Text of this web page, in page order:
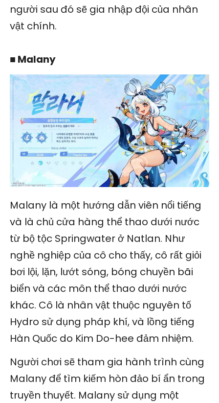
người sau đó sẽ gia nhập đội của nhân
vật chính.
■ Malany
Malany là một hướng dẫn viên nổi tiếng
và là chủ cửa hàng thể thao dưới nước
từ bộ tộc Springwater ở Natlan. Như
nghề nghiệp của cô cho thấy, cô rất giỏi
bơi lội, lặn, lướt sóng, bóng chuyền bãi
biển và các môn thể thao dưới nước
khác. Cô là nhân vật thuộc nguyên tố
Hydro sử dụng pháp khí, và lồng tiếng
Hàn Quốc do Kim Do-hee đảm nhiệm.
Người chơi sẽ tham gia hành trình cùng
Malany để tìm kiếm hòn đảo bí ẩn trong
truyền thuyết. Malany sử dụng một